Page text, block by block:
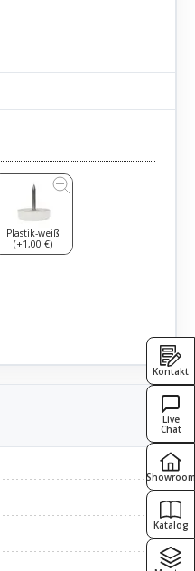
Plastik-weiß
(+1,00 €)
Kontakt
Live
Chat
Showroom
Katalog